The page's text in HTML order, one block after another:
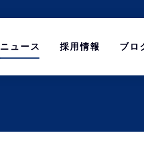
ニュース 採用情報 ブロ